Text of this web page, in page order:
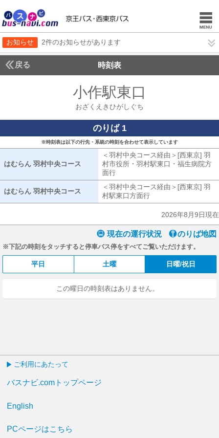
お知らせ 2件のお知らせがあります
戻る 時刻表
小作駅東口
おざくえきひがしぐち
のりば 1
※時刻表は以下の行先・系統の時刻を合わせて表示しています
はむらん 羽村中央コース はむらん 羽村中央コース
＜羽村中央コース経由＞[西東京] 羽
村市役所・羽村駅東口・福生病院方
面行
はむらん 羽村中央コース はむらん 羽村中央コース
＜羽村中央コース経由＞[西東京] 羽
村駅東口方面行
2026年8月9日現在
現在の運行状況 のりば地図
※下記の時刻をタッチすると停車バス停をすべてご覧いただけます。
平日 土曜 日曜/祝日
この曜日の時刻表はありません。
ご利用にあたって
バスナビ.comトップページ
English
PCページはこちら